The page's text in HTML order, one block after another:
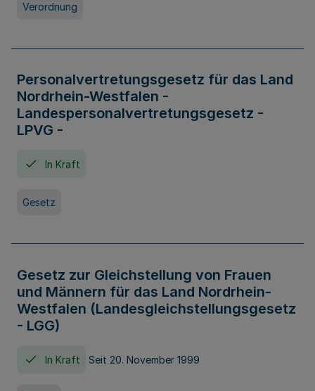
Verordnung
Personalvertretungsgesetz für das Land
Nordrhein-Westfalen -
Landespersonalvertretungsgesetz -
LPVG -
In Kraft
Gesetz
Gesetz zur Gleichstellung von Frauen
und Männern für das Land Nordrhein-
Westfalen (Landesgleichstellungsgesetz
- LGG)
In Kraft Seit 20. November 1999